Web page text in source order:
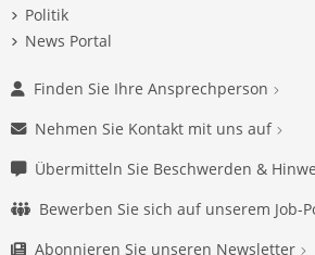
Politik
News Portal
Finden Sie Ihre Ansprechperson
Nehmen Sie Kontakt mit uns auf
Übermitteln Sie Beschwerden &
Bewerben Sie sich auf unserem Job-
Abonnieren Sie unseren Newsletter